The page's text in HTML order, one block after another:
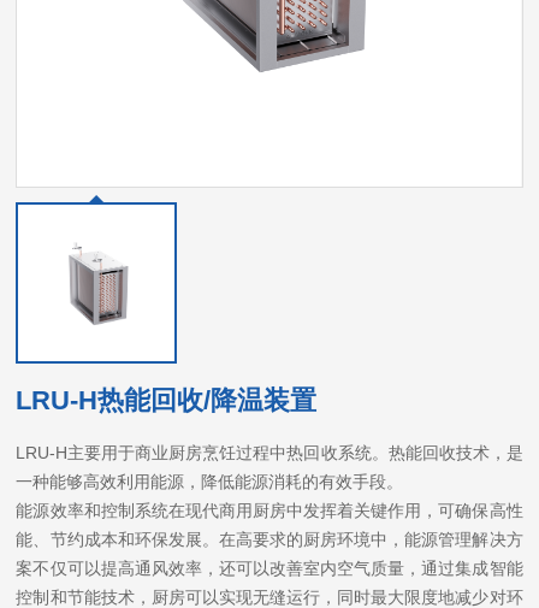
LRU-H热能回收/降温装置
LRU-H主要用于商业厨房烹饪过程中热回收系统。热能回收技术，是
一种能够高效利用能源，降低能源消耗的有效手段。
能源效率和控制系统在现代商用厨房中发挥着关键作用，可确保高性
能、节约成本和环保发展。在高要求的厨房环境中，能源管理解决方
案不仅可以提高通风效率，还可以改善室内空气质量，通过集成智能
控制和节能技术，厨房可以实现无缝运行，同时最大限度地减少对环